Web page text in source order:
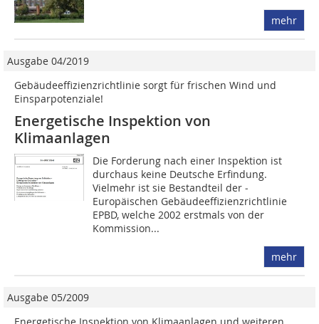
mehr
Ausgabe 04/2019
Gebäudeeffizienzrichtlinie sorgt für frischen Wind und
Einsparpotenziale!
Energetische Inspektion von
Klimaanlagen
Die Forderung nach einer Inspektion ist
durchaus keine Deutsche Erfindung.
Vielmehr ist sie Bestandteil der ­
Europäischen Gebäudeeffizienzrichtlinie
EPBD, welche 2002 erstmals von der
Kommission...
mehr
Ausgabe 05/2009